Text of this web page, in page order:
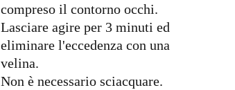
compreso il contorno occhi.
Lasciare agire per 3 minuti ed
eliminare l'eccedenza con una
velina.
Non è necessario sciacquare.